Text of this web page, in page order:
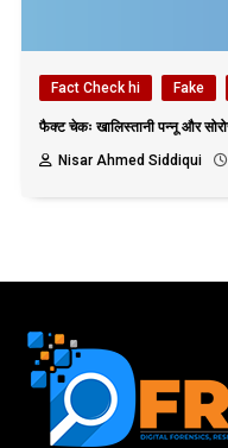
Fact Check hi Fake
फैक्ट चेकः खालिस्तानी पन्नू और
Nisar Ahmed Siddiqui